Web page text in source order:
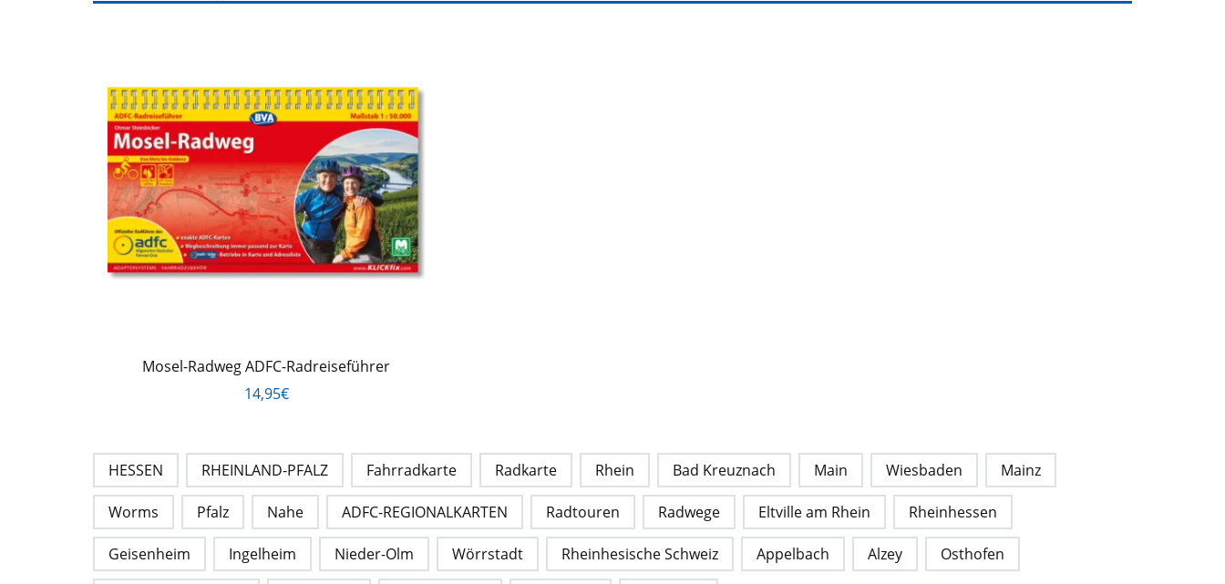
Mosel-Radweg ADFC-Radreiseführer
14,95€
HESSEN RHEINLAND-PFALZ Fahrradkarte Radkarte Rhein Bad Kreuznach Main Wiesbaden Mainz
Worms Pfalz Nahe ADFC-REGIONALKARTEN Radtouren Radwege Eltville am Rhein Rheinhessen
Geisenheim Ingelheim Nieder-Olm Wörrstadt Rheinhesische Schweiz Appelbach Alzey Osthofen